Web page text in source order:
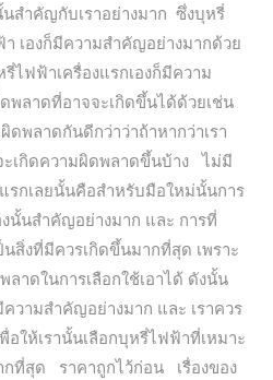
สำคัญกับเราอย่างมาก ซึ่งบุหรี่
เองก็มีความสำคัญอย่างมากด้วย
ไฟฟ้าเครื่องแรกเองก็มีความ
ลาดที่อาจจะเกิดขึ้นได้ด้วยเช่น
พลาดกันดีกว่าว่าถ้าหากว่าเรา
ะเกิดความผิดพลาดขึ้นบ้าง ไม่มี
รกเลยนั้นคือสำหรับมือใหม่นั้นการ
นั้นสำคัญอย่างมาก และ การที่
สิ่งที่มีควรเกิดขึ้นมากที่สุด เพราะ
ลาดในการเลือกใช้เอาได้ ดังนั้น
วามสำคัญอย่างมาก และ เราควร
ให้เรานั้นเลือกบุหรี่ไฟฟ้าที่เหมาะ
กที่สุด ราคาถูกไว้ก่อน เรื่องของ